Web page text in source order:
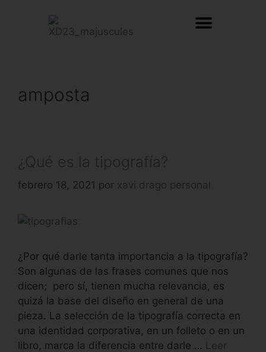
amposta
¿Qué es la tipografía?
febrero 18, 2021 por xavi drago personal
¿Por qué darle tanta importancia a la tipografía?
Son algunas de las frases comunes que nos
dicen; pero sí, tienen mucha relevancia, es
quizá la base del diseño en general de una
pieza. La selección de la tipografía correcta en
una identidad corporativa, en un folleto o en un
libro, marca la diferencia entre darle … Leer